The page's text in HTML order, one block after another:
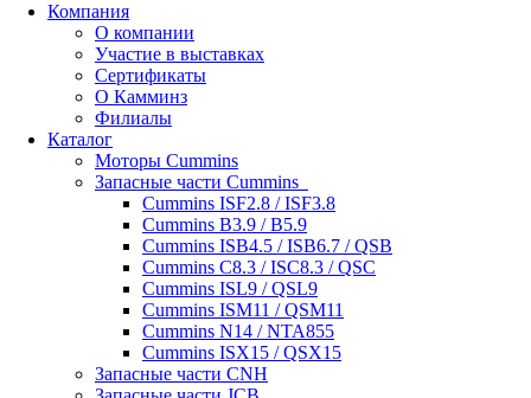
Компания
О компании
Участие в выставках
Сертификаты
О Камминз
Филиалы
Каталог
Моторы Cummins
Запасные части Cummins
Cummins ISF2.8 / ISF3.8
Cummins B3.9 / B5.9
Cummins ISB4.5 / ISB6.7 / QSB
Cummins C8.3 / ISC8.3 / QSC
Cummins ISL9 / QSL9
Cummins ISM11 / QSM11
Cummins N14 / NTA855
Cummins ISX15 / QSX15
Запасные части CNH